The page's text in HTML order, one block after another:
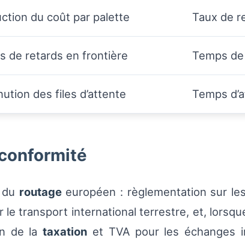
du coût par palette Taux de
de retards en frontière Temps
des files d’attente Temps
routageeuropéen : règlementation sur
le transport international terrestre, et,
de lataxation et TVA pour les échanges